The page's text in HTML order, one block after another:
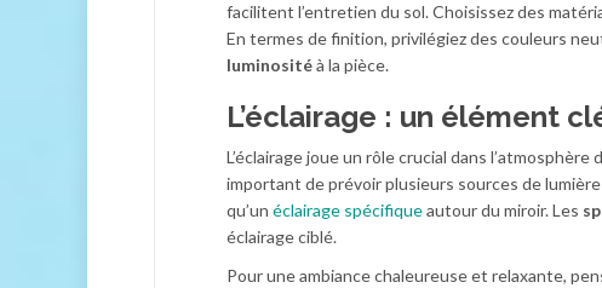
facilitent l’entretien du sol. Choisissez des
En termes de finition, privilégiez des couleurs
luminositéà la pièce.
L’éclairage : un élément
L’éclairage joue un rôle crucial dans
important de prévoir plusieurs sources de
qu’un éclairage spécifiqueautour du miroir. Les
éclairage ciblé.
Pour une ambiance chaleureuse et relaxante,